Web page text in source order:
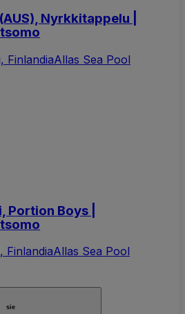
Nyrkkitappelu |
FinlandiaAllas Sea Pool
Boys |
FinlandiaAllas Sea Pool
sie